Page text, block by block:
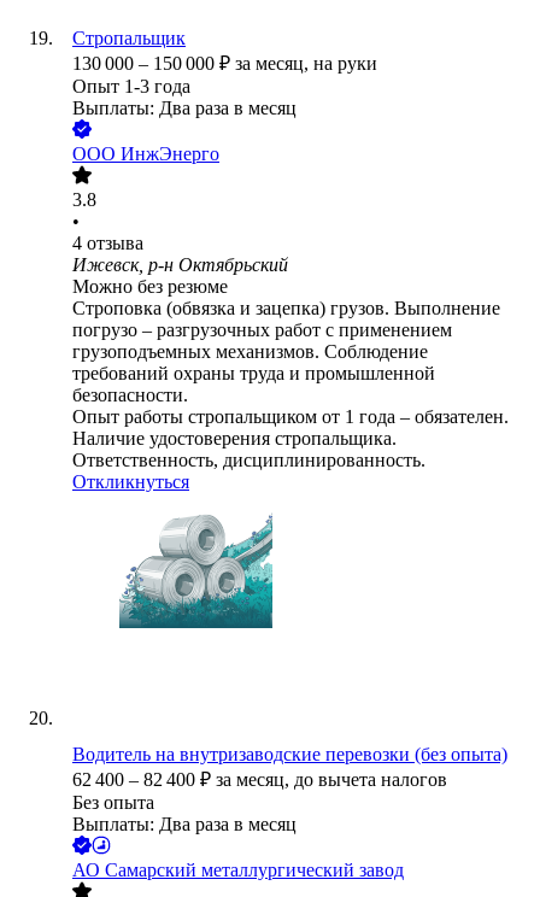
Стропальщик
130 000 – 150 000 ₽ за месяц, на руки
Опыт 1-3 года
Выплаты: Два раза в месяц
ООО ИнжЭнерго
3.8
•
4 отзыва
Ижевск, р-н Октябрьский
Можно без резюме
Строповка (обвязка и зацепка) грузов. Выполнение
погрузо – разгрузочных работ с применением
грузоподъемных механизмов. Соблюдение
требований охраны труда и промышленной
безопасности.
Опыт работы стропальщиком от 1 года – обязателен.
Наличие удостоверения стропальщика.
Ответственность, дисциплинированность.
Откликнуться
Водитель на внутризаводские перевозки (без опыта)
62 400 – 82 400 ₽ за месяц, до вычета налогов
Без опыта
Выплаты: Два раза в месяц
АО Самарский металлургический завод